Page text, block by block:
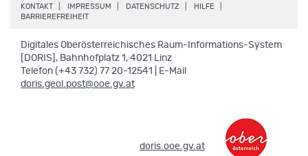
KONTAKT IMPRESSUM DATENSCHUTZ HILFE
BARRIEREFREIHEIT.
Digitales Oberösterreichisches Raum-Informations-System
[DORIS], Bahnhofplatz 1, 4021 Linz
Telefon (+43 732) 77 20-12541 | E-Mail
doris.geol.post@ooe.gv.at
doris.ooe.gv.at.